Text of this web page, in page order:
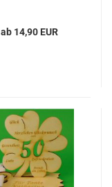
ab 14,90 EUR